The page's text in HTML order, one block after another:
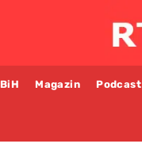
BiH Magazin Podcast